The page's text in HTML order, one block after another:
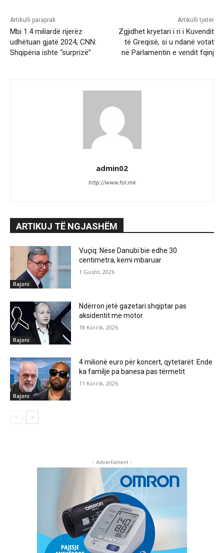
Artikulli paraprak
Mbi 1.4 miliardë njerëz
udhëtuan gjatë 2024, CNN:
Shqipëria ishte “surprizë”
Artikulli tjetër
Zgjidhet kryetari i ri i Kuvendit
të Greqisë, si u ndanë votat
në Parlamentin e vendit fqinj
admin02
http://www.fol.mk
ARTIKUJ TË NGJASHËM
Rajoni
Vuçiq: Nëse Danubi bie edhe 30
centimetra, kemi mbaruar
1 Gusht, 2026
Rajoni
Ndërron jetë gazetari shqiptar pas
aksidentit me motor
18 Korrik, 2026
Rajoni
4 milionë euro për koncert, qytetarët: Ende
ka familje pa banesa pas tërmetit
11 Korrik, 2026
- Advertisment -